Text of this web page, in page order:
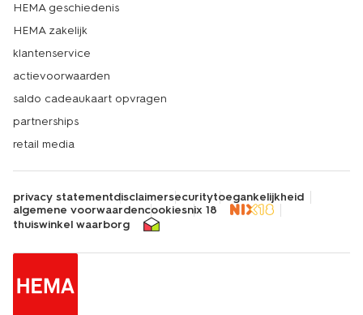
HEMA geschiedenis
HEMA zakelijk
klantenservice
actievoorwaarden
saldo cadeaukaart opvragen
partnerships
retail media
privacy statementdisclaimersecuritytoegankelijkheid
algemene voorwaardencookiesnix 18
thuiswinkel waarborg